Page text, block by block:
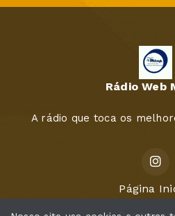
Rádio Web
A rádio que toca os
Página